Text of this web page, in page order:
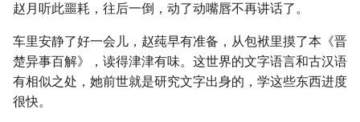
赵月听此噩耗，往后一倒，动了动嘴唇不再讲话了。
车里安静了好一会儿，赵莼早有准备，从包袱里摸了本《晋
楚异事百解》，读得津津有味。这世界的文字语言和古汉语
有相似之处，她前世就是研究文字出身的，学这些东西进度
很快。